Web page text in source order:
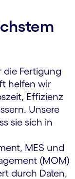
die Fertigung
helfen wir
Effizienz
Unsere
sie sich in
MES und
(MOM)
durch Daten,